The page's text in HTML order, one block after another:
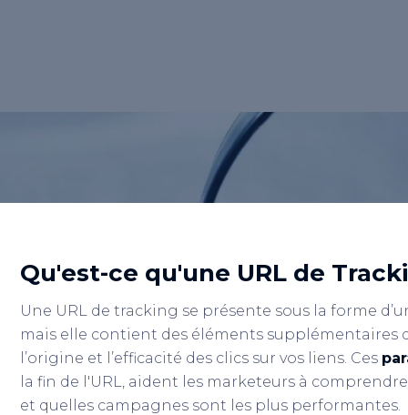
Qu'est-ce qu'une URL de
Une URL de tracking se présente sous la forme
mais elle contient des éléments supplémentaires
l’origine et l’efficacité des clics sur vos liens. Ces
la fin de l'URL, aident les marketeurs à
et quelles campagnes sont les plus performantes.